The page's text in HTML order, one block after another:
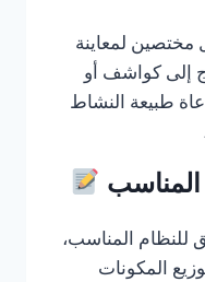
مختصين لمعاينة
إلى كواشف أو
طبيعة النشاط
للنظام المناسب،
المكونات